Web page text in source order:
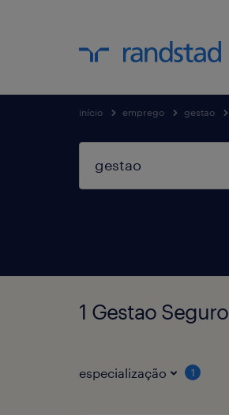
início emprego gestao
1 Gestao
especialização 1